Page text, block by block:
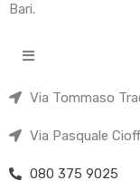
Bari.
Via Tommaso
Via Pasquale
080 375 9025